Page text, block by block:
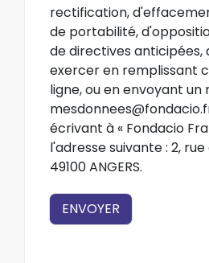
rectification,
de portabilité,
de directives anticipées,
exercer en remplissant
ligne, ou en envoyant un
écrivant à « Fondacio
l'adresse suivante : 2, rue
49100 ANGERS.
ENVOYER